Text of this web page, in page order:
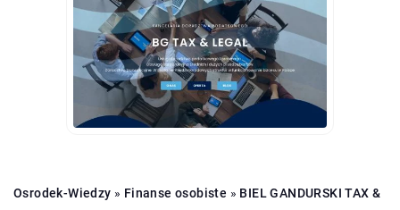
Osrodek-Wiedzy » Finanse osobiste » BIEL GANDURSKI TAX &